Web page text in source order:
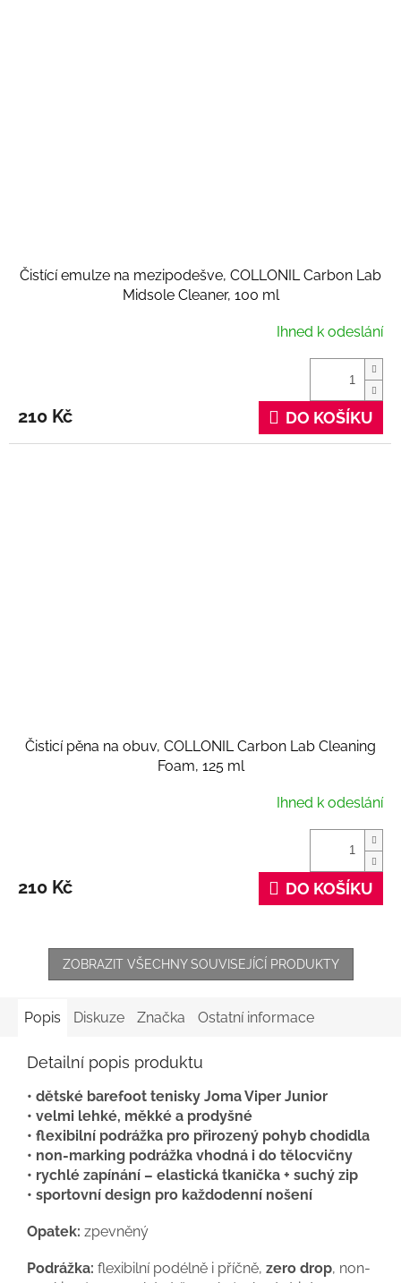
Čistící emulze na mezipodešve, COLLONIL Carbon Lab
Midsole Cleaner, 100 ml
Ihned k odeslání
210 Kč DO KOŠÍKU
Čisticí pěna na obuv, COLLONIL Carbon Lab Cleaning
Foam, 125 ml
Ihned k odeslání
210 Kč DO KOŠÍKU
ZOBRAZIT VŠECHNY SOUVISEJÍCÍ PRODUKTY
Popis Diskuze Značka Ostatní informace
Detailní popis produktu
• dětské barefoot tenisky Joma Viper Junior
• velmi lehké, měkké a prodyšné
• flexibilní podrážka pro přirozený pohyb chodidla
• non-marking podrážka vhodná i do tělocvičny
• rychlé zapínání – elastická tkanička + suchý zip
• sportovní design pro každodenní nošení
Opatek: zpevněný
Podrážka: flexibilní podélně i příčně, zero drop, non-